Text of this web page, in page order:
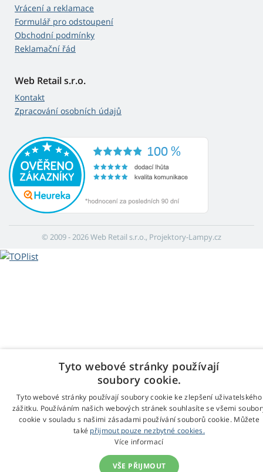
Vrácení a reklamace
Formulář pro odstoupení
Obchodní podmínky
Reklamační řád
Web Retail s.r.o.
Kontakt
Zpracování osobních údajů
© 2009 - 2026 Web Retail s.r.o., Projektory-Lampy.cz
Tyto webové stránky používají
soubory cookie.
Tyto webové stránky používají soubory cookie ke zlepšení uživatelského
zážitku. Používáním našich webových stránek souhlasíte se všemi
cookie v souladu s našimi zásadami používání souborů cookie. Můžete
také přijmout pouze nezbytné cookies.
Více informací
VŠE PŘIJMOUT